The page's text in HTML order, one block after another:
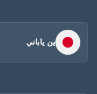
ين ياباني